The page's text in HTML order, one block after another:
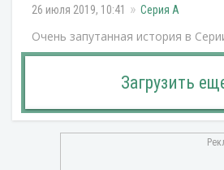
26 июля 2019, 10:41 Серия А
Очень запутанная история в
Загрузить